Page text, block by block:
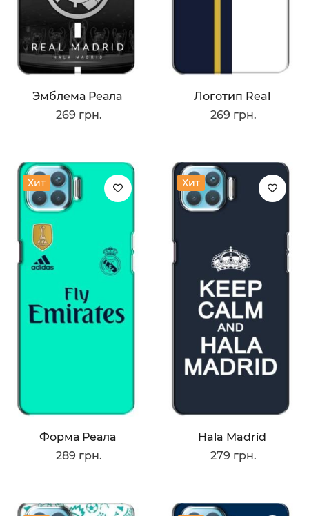
Эмблема Реала
269 грн.
Логотип Real
269 грн.
Хит
Форма Реала
289 грн.
Хит
Hala Madrid
279 грн.